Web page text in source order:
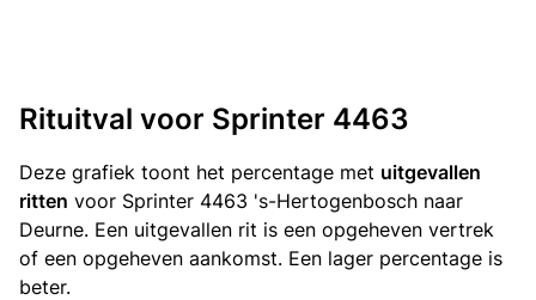
Rituitval voor Sprinter 4463
Deze grafiek toont het percentage met uitgevallen
ritten voor Sprinter 4463 's-Hertogenbosch naar
Deurne. Een uitgevallen rit is een opgeheven vertrek
of een opgeheven aankomst. Een lager percentage is
beter.